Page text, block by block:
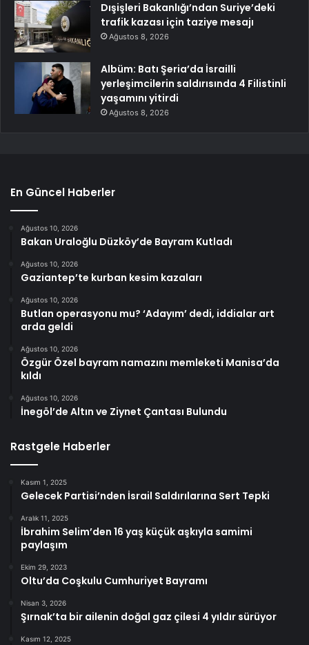
Dışişleri Bakanlığı’ndan Suriye’deki
trafik kazası için taziye mesajı
Ağustos 8, 2026
Albüm: Batı Şeria’da İsrailli
yerleşimcilerin saldırısında 4 Filistinli
yaşamını yitirdi
Ağustos 8, 2026
En Güncel Haberler
Ağustos 10, 2026
Bakan Uraloğlu Düzköy’de Bayram Kutladı
Ağustos 10, 2026
Gaziantep’te kurban kesim kazaları
Ağustos 10, 2026
Butlan operasyonu mu? ‘Adayım’ dedi, iddialar art
arda geldi
Ağustos 10, 2026
Özgür Özel bayram namazını memleketi Manisa’da
kıldı
Ağustos 10, 2026
İnegöl’de Altın ve Ziynet Çantası Bulundu
Rastgele Haberler
Kasım 1, 2025
Gelecek Partisi’nden İsrail Saldırılarına Sert Tepki
Aralık 11, 2025
İbrahim Selim’den 16 yaş küçük aşkıyla samimi
paylaşım
Ekim 29, 2023
Oltu’da Coşkulu Cumhuriyet Bayramı
Nisan 3, 2026
Şırnak’ta bir ailenin doğal gaz çilesi 4 yıldır sürüyor
Kasım 12, 2025